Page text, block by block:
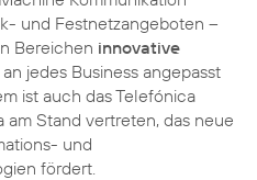
und Festnetzangeboten –
Bereichen innovative
jedes Business angepasst
ist auch das Telefónica
Stand vertreten, das neue
und
fördert.